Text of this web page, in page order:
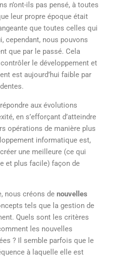
n’ont-ils pas pensé, à toutes
leur propre époque était
que toutes celles qui
cependant, nous pouvons
que par le passé. Cela
le développement et
est aujourd’hui faible par
aux évolutions
en s’efforçant d’atteindre
opérations de manière plus
informatique est,
une meilleure (ce qui
et plus facile) façon de
nous créons de nouvelles
tels que la gestion de
Quels sont les critères
les nouvelles
? Il semble parfois que le
à laquelle elle est